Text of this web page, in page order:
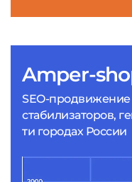
Amper-
SEO-продвижение
стабилизаторов,
ти городах России